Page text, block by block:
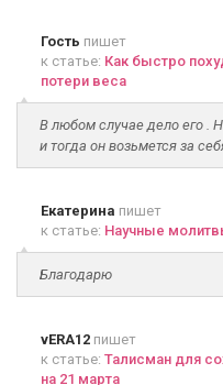
Гость пишет
к статье: Как быстро
потери веса
В любом случае дело его .
и тогда он возьмется за
Екатерина пишет
к статье: Научные
Благодарю
vERA12 пишет
к статье: Талисман для
на 21 марта